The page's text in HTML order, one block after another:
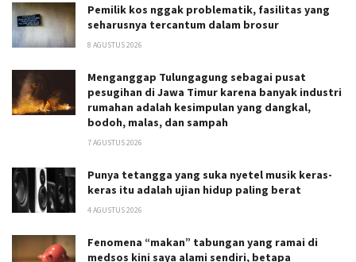
Pemilik kos nggak problematik, fasilitas yang
seharusnya tercantum dalam brosur
8 AGUSTUS 2026
Menganggap Tulungagung sebagai pusat
pesugihan di Jawa Timur karena banyak industri
rumahan adalah kesimpulan yang dangkal,
bodoh, malas, dan sampah
7 AGUSTUS 2026
Punya tetangga yang suka nyetel musik keras-
keras itu adalah ujian hidup paling berat
4 AGUSTUS 2026
Fenomena “makan” tabungan yang ramai di
medsos kini saya alami sendiri, betapa